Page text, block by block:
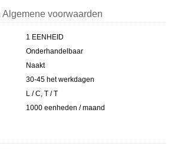
voorwaarden
1 EENHEID
Onderhandelbaar
Naakt
30-45 het werkdagen
L / C, T / T
1000 eenheden / maand